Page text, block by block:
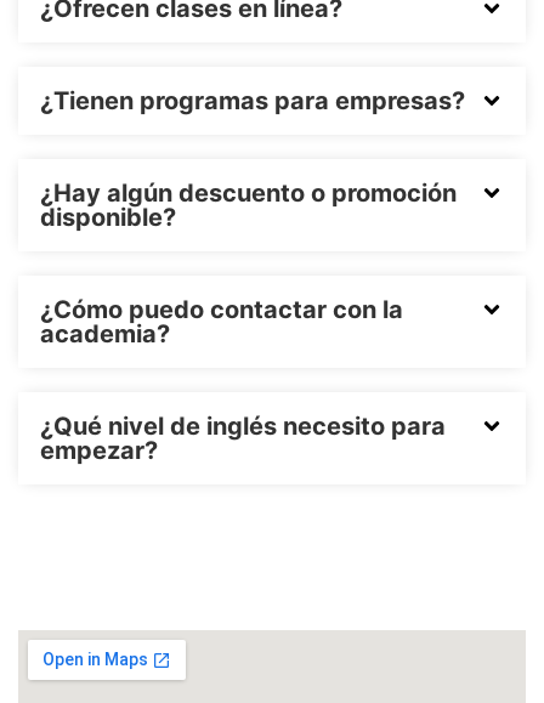
¿Ofrecen clases en línea?
¿Tienen programas para empresas?
¿Hay algún descuento o promoción
disponible?
¿Cómo puedo contactar con la
academia?
¿Qué nivel de inglés necesito para
empezar?